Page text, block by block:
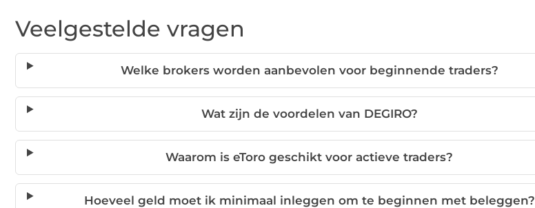
Veelgestelde vragen
Welke brokers worden aanbevolen voor beginnende traders?
Wat zijn de voordelen van DEGIRO?
Waarom is eToro geschikt voor actieve traders?
Hoeveel geld moet ik minimaal inleggen om te beginnen met beleggen?